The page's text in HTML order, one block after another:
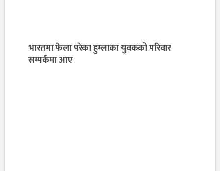
भारतमा फेला परेका हुम्लाका युवकको परिवार
सम्पर्कमा आए